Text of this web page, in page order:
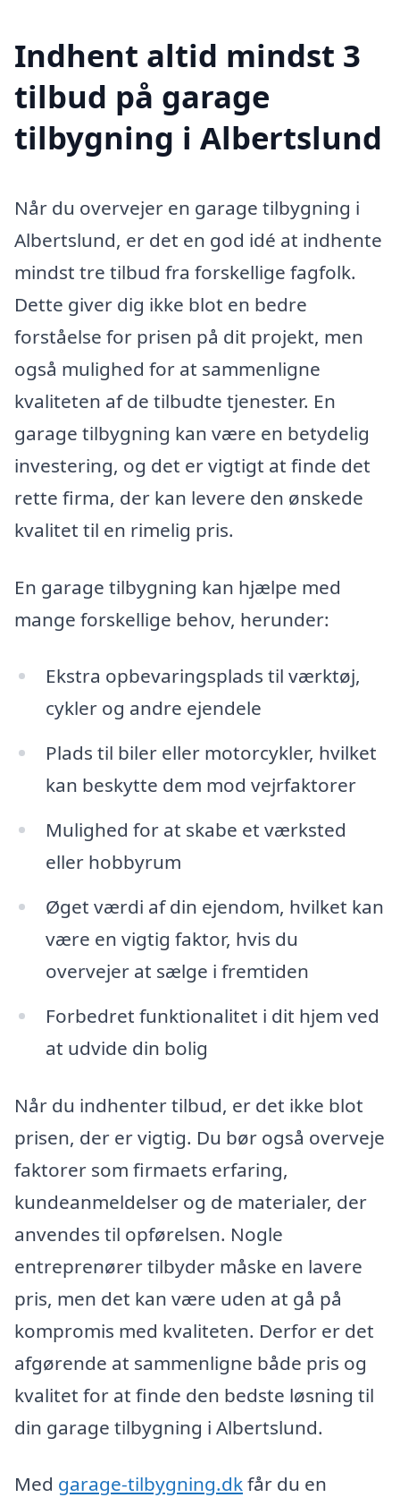
Indhent altid mindst 3
tilbud på garage
tilbygning i Albertslund
Når du overvejer en garage tilbygning i
Albertslund, er det en god idé at indhente
mindst tre tilbud fra forskellige fagfolk.
Dette giver dig ikke blot en bedre
forståelse for prisen på dit projekt, men
også mulighed for at sammenligne
kvaliteten af de tilbudte tjenester. En
garage tilbygning kan være en betydelig
investering, og det er vigtigt at finde det
rette firma, der kan levere den ønskede
kvalitet til en rimelig pris.
En garage tilbygning kan hjælpe med
mange forskellige behov, herunder:
Ekstra opbevaringsplads til værktøj,
cykler og andre ejendele
Plads til biler eller motorcykler, hvilket
kan beskytte dem mod vejrfaktorer
Mulighed for at skabe et værksted
eller hobbyrum
Øget værdi af din ejendom, hvilket kan
være en vigtig faktor, hvis du
overvejer at sælge i fremtiden
Forbedret funktionalitet i dit hjem ved
at udvide din bolig
Når du indhenter tilbud, er det ikke blot
prisen, der er vigtig. Du bør også overveje
faktorer som firmaets erfaring,
kundeanmeldelser og de materialer, der
anvendes til opførelsen. Nogle
entreprenører tilbyder måske en lavere
pris, men det kan være uden at gå på
kompromis med kvaliteten. Derfor er det
afgørende at sammenligne både pris og
kvalitet for at finde den bedste løsning til
din garage tilbygning i Albertslund.
Med garage-tilbygning.dkfår du en